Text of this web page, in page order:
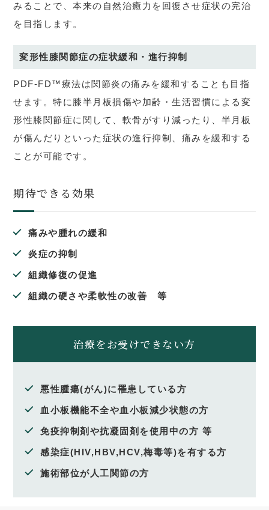
みることで、本来の自然治癒力を回復させ症状の完治
を目指します。
変形性膝関節症の症状緩和・進行抑制
PDF-FD™療法は関節炎の痛みを緩和することも目指
せます。特に膝半月板損傷や加齢・生活習慣による変
形性膝関節症に関して、軟骨がすり減ったり、半月板
が傷んだりといった症状の進行抑制、痛みを緩和する
ことが可能です。
期待できる効果
痛みや腫れの緩和
炎症の抑制
組織修復の促進
組織の硬さや柔軟性の改善 等
治療をお受けできない方
悪性腫瘍(がん)に罹患している方
血小板機能不全や血小板減少状態の方
免疫抑制剤や抗凝固剤を使用中の方 等
感染症(HIV,HBV,HCV,梅毒等)を有する方
施術部位が人工関節の方